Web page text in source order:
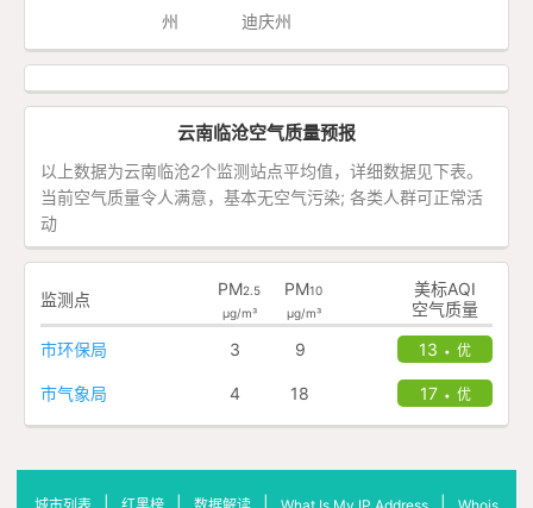
州
迪庆州
云南临沧空气质量预报
以上数据为云南临沧2个监测站点平均值，详细数据见下表。
当前空气质量令人满意，基本无空气污染; 各类人群可正常活
动
监测点
PM2.5
μg/m³
PM10
μg/m³
美标AQI
空气质量
市环保局
市气象局
3
4
9
18
13 • 优
17 • 优